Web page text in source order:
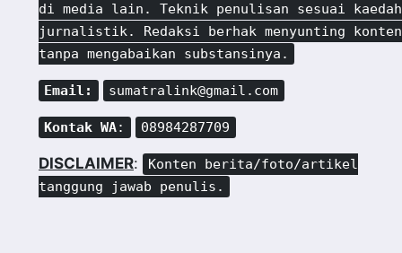
di media lain. Teknik penulisan sesuai kaedah
jurnalistik. Redaksi berhak menyunting konten
tanpa mengabaikan substansinya.
Email: sumatralink@gmail.com
Kontak WA: 08984287709
DISCLAIMER:
Konten berita/foto/artikel
tanggung jawab penulis.